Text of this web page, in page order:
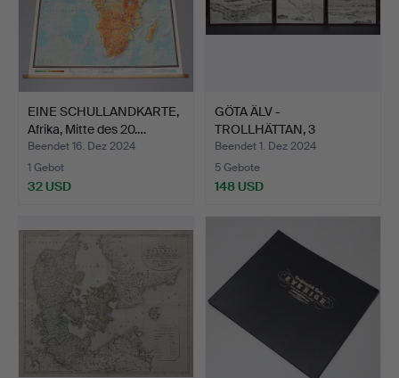
EINE SCHULLANDKARTE,
Afrika, Mitte des 20.…
Beendet 16. Dez 2024
1 Gebot
32 USD
GÖTA ÄLV -
TROLLHÄTTAN, 3
Kupferstiche, 17…
Beendet 1. Dez 2024
5 Gebote
148 USD